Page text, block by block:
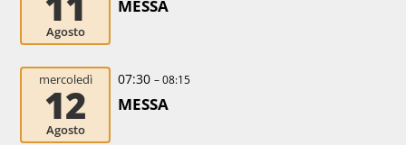
Agosto
MESSA
mercoledì
12
Agosto
07:30 – 08:15
MESSA